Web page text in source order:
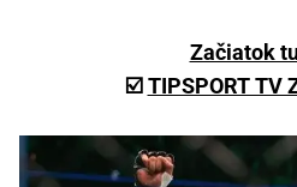
Začiatok
☑️TIPSPORT TV